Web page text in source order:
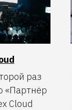
раз
«Партнёр
Cloud